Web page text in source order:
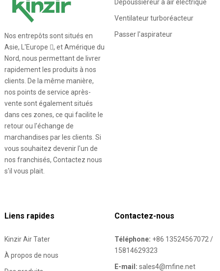
Nos entrepôts sont situés en
Asie, L'Europe , et Amérique du
Nord, nous permettant de livrer
rapidement les produits à nos
clients. De la même manière,
nos points de service après-
vente sont également situés
dans ces zones, ce qui facilite le
retour ou l'échange de
marchandises par les clients. Si
vous souhaitez devenir l'un de
nos franchisés, Contactez nous
s'il vous plait.
Dépoussiéreur à air électrique
Ventilateur turboréacteur
Passer l'aspirateur
Liens rapides
Kinzir Air Tater
À propos de nous
Contactez-nous
Téléphone: +86 13524567072 /
15814629323
E-mail: sales4@mfine.net